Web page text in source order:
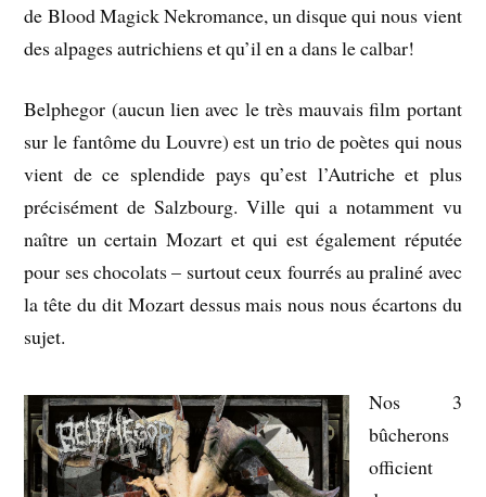
de Blood Magick Nekromance, un disque qui nous vient
des alpages autrichiens et qu’il en a dans le calbar!
Belphegor (aucun lien avec le très mauvais film portant
sur le fantôme du Louvre) est un trio de poètes qui nous
vient de ce splendide pays qu’est l’Autriche et plus
précisément de Salzbourg. Ville qui a notamment vu
naître un certain Mozart et qui est également réputée
pour ses chocolats – surtout ceux fourrés au praliné avec
la tête du dit Mozart dessus mais nous nous écartons du
sujet.
Nos 3
bûcherons
officient